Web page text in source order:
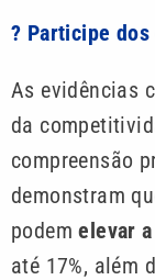
? Participe dos
As evidências
da
compreensão
demonstram
podemelevar
até 17%, além